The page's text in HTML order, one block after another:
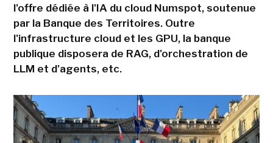
l'offre dédiée à l'IA du cloud Numspot, soutenue
par la Banque des Territoires. Outre
l'infrastructure cloud et les GPU, la banque
publique disposera de RAG, d'orchestration de
LLM et d'agents, etc.